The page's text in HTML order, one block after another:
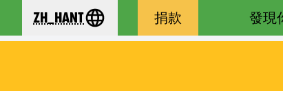
發現
捐款
your language
zh_Hant